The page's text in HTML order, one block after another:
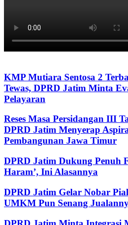
KMP Mutiara Sentosa 2
Tewas, DPRD Jatim Minta
Pelayaran
Reses Masa Persidangan III
DPRD Jatim Menyerap
Pembangunan Jawa Timur
DPRD Jatim Dukung Penuh
Haram’, Ini Alasannya
DPRD Jatim Gelar Nobar
UMKM Pun Senang